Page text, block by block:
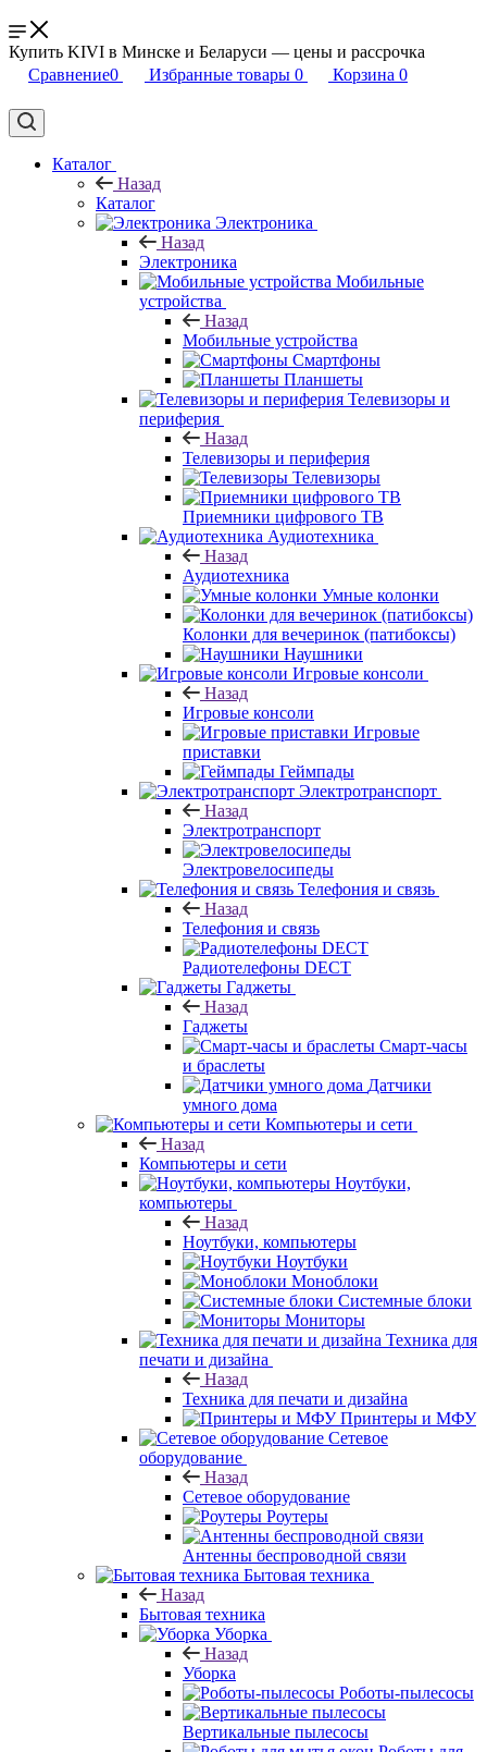
Купить KIVI в Минске и Беларуси — цены и рассрочка
Сравнение0 Избранные товары 0 Корзина 0
Каталог
Назад
Каталог
Электроника
Назад
Электроника
Мобильные
устройства
Назад
Мобильные устройства
Смартфоны
Планшеты
Телевизоры и
периферия
Назад
Телевизоры и периферия
Телевизоры
Приемники цифрового ТВ
Аудиотехника
Назад
Аудиотехника
Умные колонки
Колонки для вечеринок (патибоксы)
Наушники
Игровые консоли
Назад
Игровые консоли
Игровые
приставки
Геймпады
Электротранспорт
Назад
Электротранспорт
Электровелосипеды
Телефония и связь
Назад
Телефония и связь
Радиотелефоны DECT
Гаджеты
Назад
Гаджеты
Смарт-часы
и браслеты
Датчики
умного дома
Компьютеры и сети
Назад
Компьютеры и сети
Ноутбуки,
компьютеры
Назад
Ноутбуки, компьютеры
Ноутбуки
Моноблоки
Системные блоки
Мониторы
Техника для
печати и дизайна
Назад
Техника для печати и дизайна
Принтеры и МФУ
Сетевое
оборудование
Назад
Сетевое оборудование
Роутеры
Антенны беспроводной связи
Бытовая техника
Назад
Бытовая техника
Уборка
Назад
Уборка
Роботы-пылесосы
Вертикальные пылесосы